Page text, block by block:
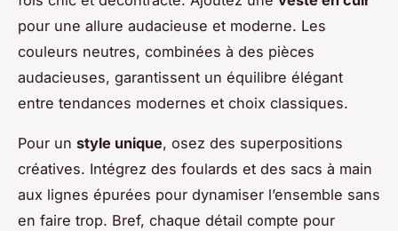
pour une allure audacieuse et moderne. Les
couleurs neutres, combinées à des pièces
audacieuses, garantissent un équilibre élégant
entre tendances modernes et choix classiques.
Pour un style unique, osez des superpositions
créatives. Intégrez des foulards et des sacs à main
aux lignes épurées pour dynamiser l’ensemble sans
en faire trop. Bref, chaque détail compte pour